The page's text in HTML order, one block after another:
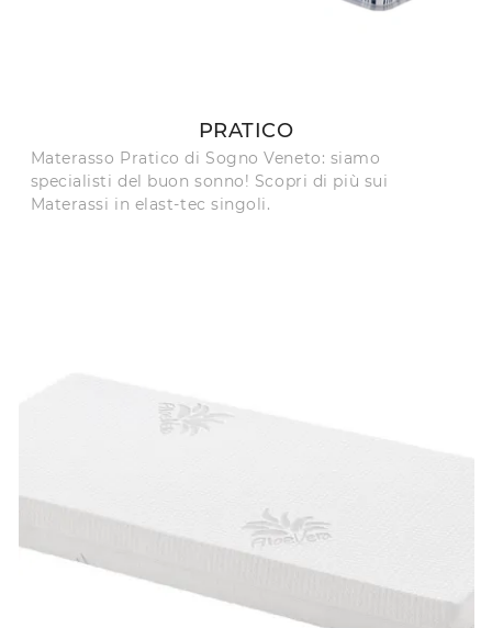
PRATICO
Materasso Pratico di Sogno Veneto: siamo
specialisti del buon sonno! Scopri di più sui
Materassi in elast-tec singoli.